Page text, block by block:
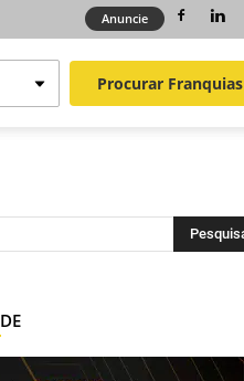
Anuncie
Procurar Franquias